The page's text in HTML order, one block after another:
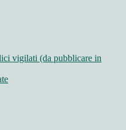
vigilati (da pubblicare in